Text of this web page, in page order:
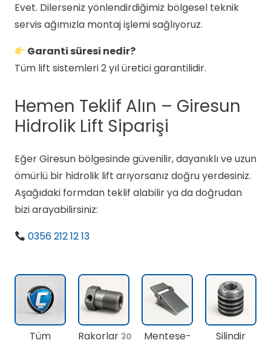
Evet. Dilerseniz yönlendirdiğimiz bölgesel teknik
servis ağımızla montaj işlemi sağlıyoruz.
Garanti süresi nedir?
Tüm lift sistemleri 2 yıl üretici garantilidir.
Hemen Teklif Alın – Giresun
Hidrolik Lift Siparişi
Eğer Giresun bölgesinde güvenilir, dayanıklı ve uzun
ömürlü bir hidrolik lift arıyorsanız doğru yerdesiniz.
Aşağıdaki formdan teklif alabilir ya da doğrudan
bizi arayabilirsiniz:
0356 212 12 13
Tüm
Rakorlar 30
Menteşe-
Silindir